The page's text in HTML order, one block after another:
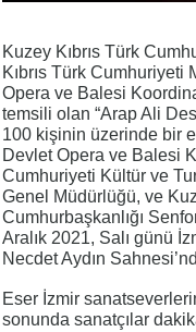
Kuzey Kıbrıs Türk
Kıbrıs Türk Cumhuriyeti
Opera ve Balesi
temsili olan “Arap Ali
100 kişinin üzerinde bir
Devlet Opera ve Balesi
Cumhuriyeti Kültür ve
Genel Müdürlüğü, ve
Cumhurbaşkanlığı
Aralık 2021, Salı günü
Necdet Aydın
Eser İzmir
sonunda sanatçılar